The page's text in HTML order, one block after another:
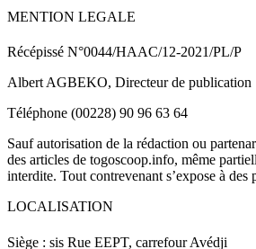
MENTION LEGALE
Récépissé N°0044/HAAC/12-2021/PL/P
Albert AGBEKO, Directeur de publication
Téléphone (00228) 90 96 63 64
Sauf autorisation de la rédaction ou
des articles de togoscoop.info, même
interdite. Tout contrevenant s’expose à des
LOCALISATION
Siège : sis Rue EEPT, carrefour Avédji